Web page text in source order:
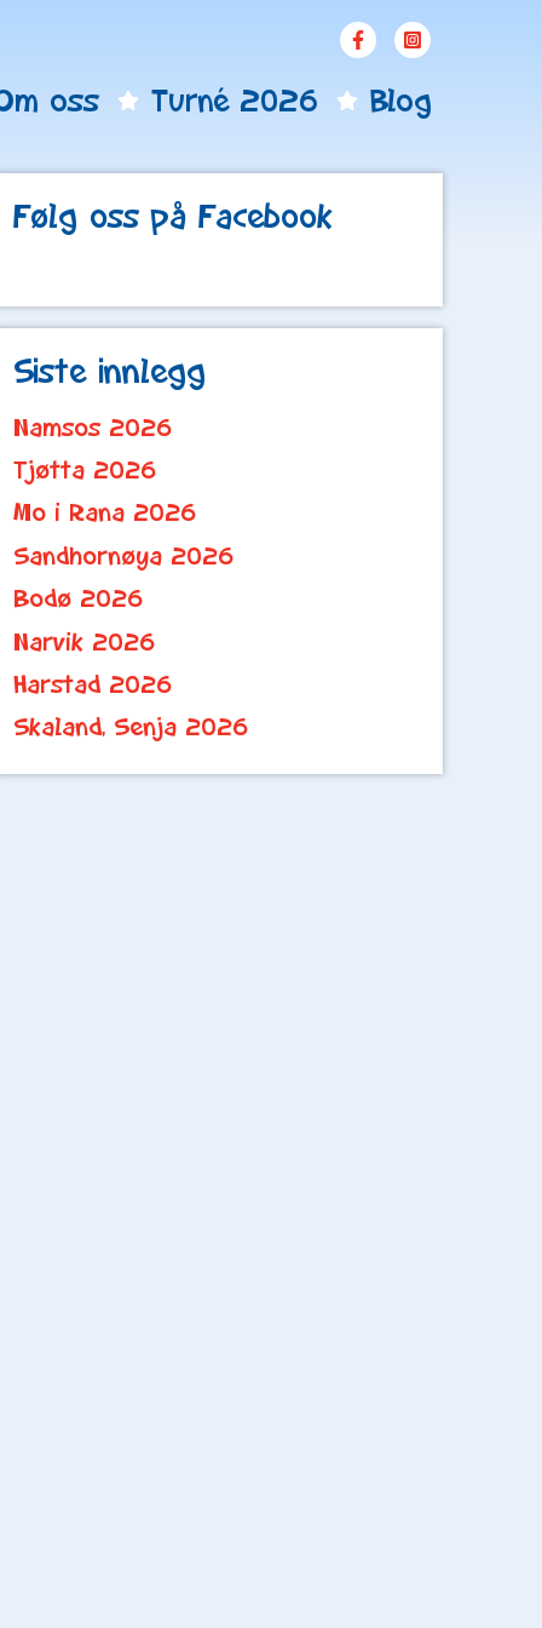
oss Turné 2026 Blog
Følg oss på Facebook
Siste innlegg
Namsos 2026
Tjøtta 2026
Mo i Rana 2026
Sandhornøya 2026
Bodø 2026
Narvik 2026
Harstad 2026
Skaland, Senja 2026